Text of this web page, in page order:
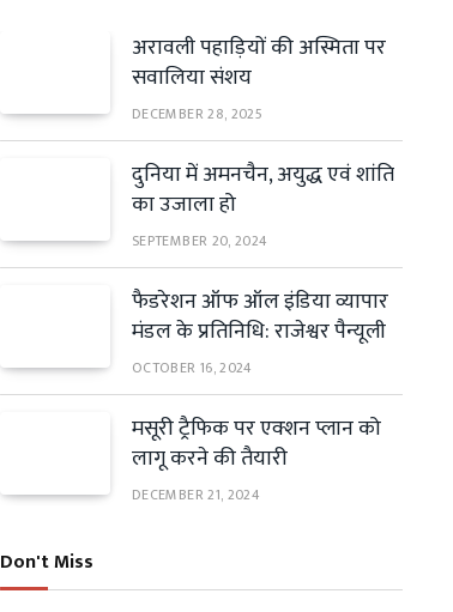
अरावली पहाड़ियों की अस्मिता पर
सवालिया संशय
DECEMBER 28, 2025
दुनिया में अमनचैन, अयुद्ध एवं शांति
का उजाला हो
SEPTEMBER 20, 2024
फैडरेशन ऑफ ऑल इंडिया व्यापार
मंडल के प्रतिनिधि: राजेश्वर पैन्यूली
OCTOBER 16, 2024
मसूरी ट्रैफिक पर एक्शन प्लान को
लागू करने की तैयारी
DECEMBER 21, 2024
Don't Miss